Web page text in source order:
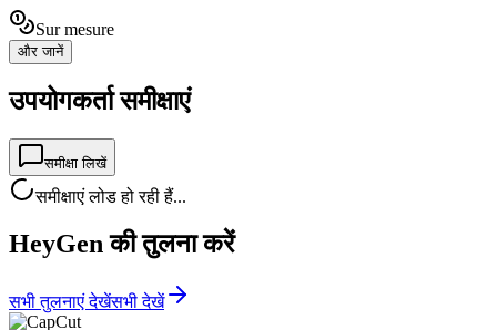
Sur mesure
और जानें
उपयोगकर्ता समीक्षाएं
समीक्षा लिखें
समीक्षाएं लोड हो रही हैं...
HeyGen की तुलना करें
सभी तुलनाएं देखेंसभी देखें